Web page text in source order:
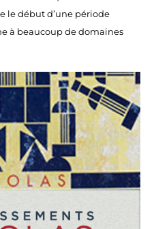
le début d’une période
à beaucoup de domaines